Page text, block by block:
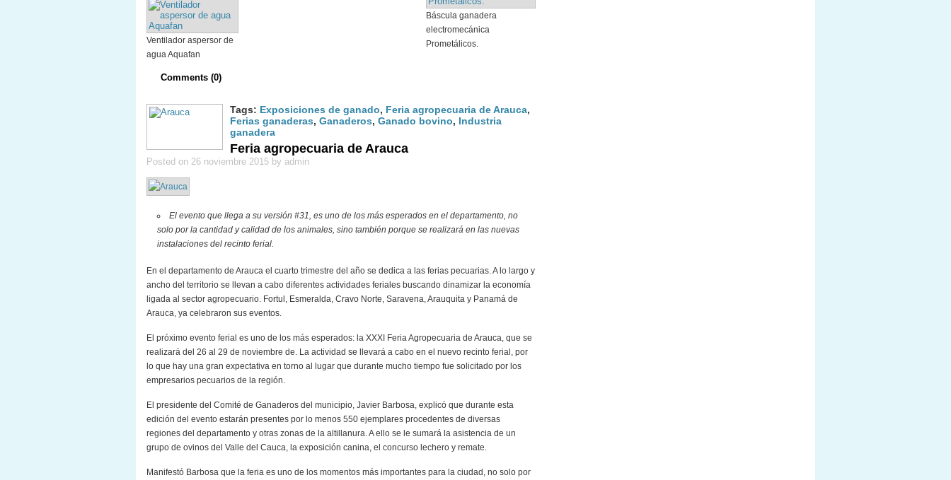
Báscula ganadera
electromecánica
Prometálicos.
Ventilador aspersor de
agua Aquafan
Comments (0)
Tags: Exposiciones de ganado, Feria agropecuaria de Arauca,
Ferias ganaderas, Ganaderos, Ganado bovino, Industria
ganadera
Feria agropecuaria de Arauca
Posted on 26 noviembre 2015 by admin
El evento que llega a su versión #31, es uno de los más esperados en el departamento, no
solo por la cantidad y calidad de los animales, sino también porque se realizará en las nuevas
instalaciones del recinto ferial.
En el departamento de Arauca el cuarto trimestre del año se dedica a las ferias pecuarias. A lo largo y
ancho del territorio se llevan a cabo diferentes actividades feriales buscando dinamizar la economía
ligada al sector agropecuario. Fortul, Esmeralda, Cravo Norte, Saravena, Arauquita y Panamá de
Arauca, ya celebraron sus eventos.
El próximo evento ferial es uno de los más esperados: la XXXI Feria Agropecuaria de Arauca, que se
realizará del 26 al 29 de noviembre de. La actividad se llevará a cabo en el nuevo recinto ferial, por
lo que hay una gran expectativa en torno al lugar que durante mucho tiempo fue solicitado por los
empresarios pecuarios de la región.
El presidente del Comité de Ganaderos del municipio, Javier Barbosa, explicó que durante esta
edición del evento estarán presentes por lo menos 550 ejemplares procedentes de diversas
regiones del departamento y otras zonas de la altillanura. A ello se le sumará la asistencia de un
grupo de ovinos del Valle del Cauca, la exposición canina, el concurso lechero y remate.
Manifestó Barbosa que la feria es uno de los momentos más importantes para la ciudad, no solo por